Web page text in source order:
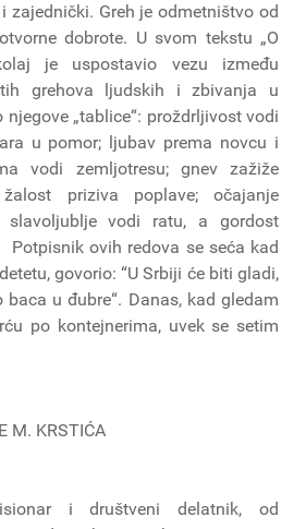
zajednički. Greh je odmetništvo od
dobrote. U svom tekstu „O
je uspostavio vezu između
grehova ljudskih i zbivanja u
njegove „tablice“: proždrljivost vodi
u pomor; ljubav prema novcu i
vodi zemljotresu; gnev zažiže
priziva poplave; očajanje
slavoljublje vodi ratu, a gordost
ovih redova se seća kad
govorio: “U Srbiji će biti gladi,
u đubre“. Danas, kad gledam
po kontejnerima, uvek se setim
M. KRSTIĆA
i društveni delatnik, od